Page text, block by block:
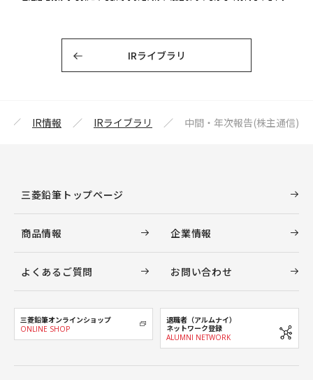
IRライブラリ
IR情報 IRライブラリ 中間・年次報告(株主通信)
三菱鉛筆トップページ
商品情報 企業情報
よくあるご質問 お問い合わせ
三菱鉛筆オンラインショップ
ONLINE SHOP
退職者（アルムナイ）
ネットワーク登録
ALUMNI NETWORK